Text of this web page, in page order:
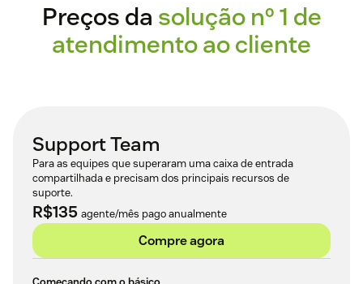
Preços da solução nº 1 de
atendimento ao cliente
Support Team
Para as equipes que superaram uma caixa de entrada
compartilhada e precisam dos principais recursos de
suporte.
R$135 agente/mês pago anualmente
Compre agora